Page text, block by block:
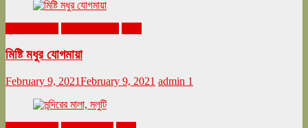
মিষ্টি মধুর যোগমায়া
February 9, 2021February 9, 2021 admin 1